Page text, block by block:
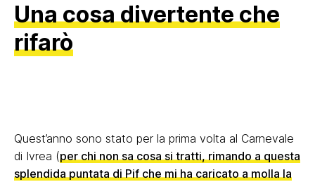
Una cosa divertente che
rifarò
Quest’anno sono stato per la prima volta al Carnevale
di Ivrea (per chi non sa cosa si tratti, rimando a questa
splendida puntata di Pif che mi ha caricato a molla la